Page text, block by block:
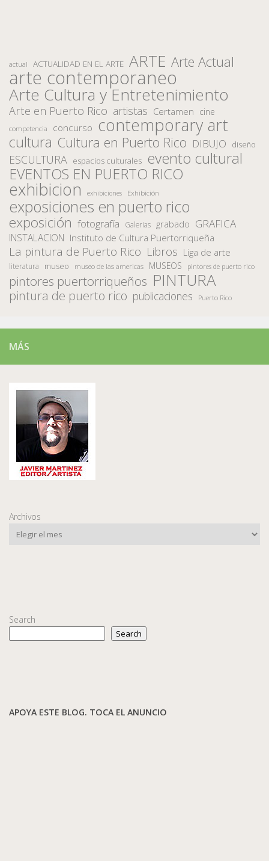
actual ACTUALIDAD EN EL ARTE ARTE Arte Actual
arte contemporaneo
Arte Cultura y Entretenimiento
Arte en Puerto Rico artistas Certamen cine
competencia concurso contemporary art
cultura Cultura en Puerto Rico DIBUJO diseño
ESCULTURA espacios culturales evento cultural
EVENTOS EN PUERTO RICO
exhibicion exhibiciones Exhibición
exposiciones en puerto rico
exposición fotografía Galerias grabado GRAFICA
INSTALACION Instituto de Cultura Puertorriqueña
La pintura de Puerto Rico Libros Liga de arte
literatura museo museo de las americas MUSEOS pintores de puerto rico
pintores puertorriqueños PINTURA
pintura de puerto rico publicaciones Puerto Rico
MÁS
Archivos
Search
Search
APOYA ESTE BLOG. TOCA EL ANUNCIO